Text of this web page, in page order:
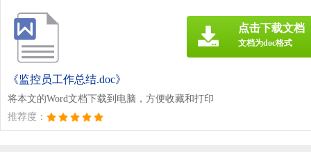
《监控员工作总结.doc》
将本文的Word文档下载到电脑，方便收藏和打印
推荐度：
点击下载文档
文档为doc格式